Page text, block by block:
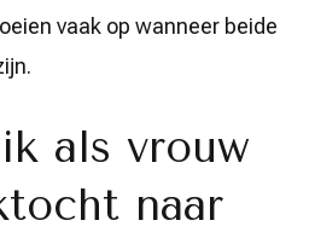
vaak op wanneer beide
als vrouw
naar